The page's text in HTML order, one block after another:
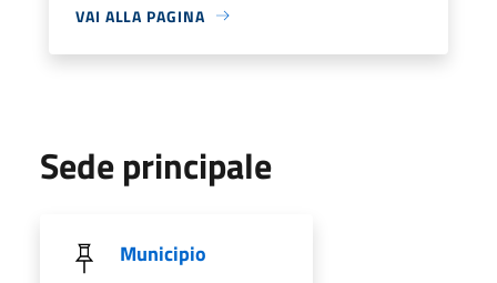
VAI ALLA PAGINA
Sede principale
Municipio